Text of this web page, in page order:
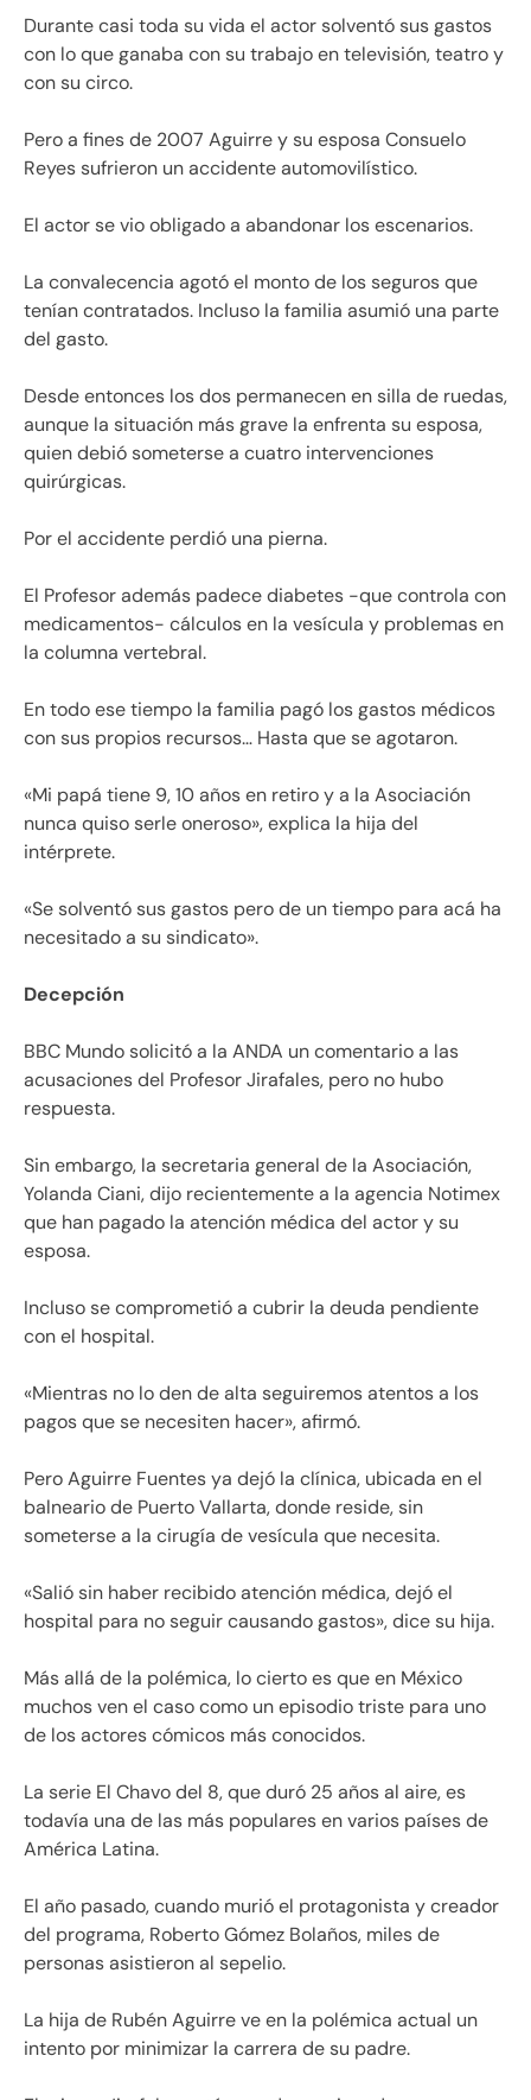
Durante casi toda su vida el actor solventó sus gastos
con lo que ganaba con su trabajo en televisión, teatro y
con su circo.
Pero a fines de 2007 Aguirre y su esposa Consuelo
Reyes sufrieron un accidente automovilístico.
El actor se vio obligado a abandonar los escenarios.
La convalecencia agotó el monto de los seguros que
tenían contratados. Incluso la familia asumió una parte
del gasto.
Desde entonces los dos permanecen en silla de ruedas,
aunque la situación más grave la enfrenta su esposa,
quien debió someterse a cuatro intervenciones
quirúrgicas.
Por el accidente perdió una pierna.
El Profesor además padece diabetes -que controla con
medicamentos- cálculos en la vesícula y problemas en
la columna vertebral.
En todo ese tiempo la familia pagó los gastos médicos
con sus propios recursos… Hasta que se agotaron.
«Mi papá tiene 9, 10 años en retiro y a la Asociación
nunca quiso serle oneroso», explica la hija del
intérprete.
«Se solventó sus gastos pero de un tiempo para acá ha
necesitado a su sindicato».
Decepción
BBC Mundo solicitó a la ANDA un comentario a las
acusaciones del Profesor Jirafales, pero no hubo
respuesta.
Sin embargo, la secretaria general de la Asociación,
Yolanda Ciani, dijo recientemente a la agencia Notimex
que han pagado la atención médica del actor y su
esposa.
Incluso se comprometió a cubrir la deuda pendiente
con el hospital.
«Mientras no lo den de alta seguiremos atentos a los
pagos que se necesiten hacer», afirmó.
Pero Aguirre Fuentes ya dejó la clínica, ubicada en el
balneario de Puerto Vallarta, donde reside, sin
someterse a la cirugía de vesícula que necesita.
«Salió sin haber recibido atención médica, dejó el
hospital para no seguir causando gastos», dice su hija.
Más allá de la polémica, lo cierto es que en México
muchos ven el caso como un episodio triste para uno
de los actores cómicos más conocidos.
La serie El Chavo del 8, que duró 25 años al aire, es
todavía una de las más populares en varios países de
América Latina.
El año pasado, cuando murió el protagonista y creador
del programa, Roberto Gómez Bolaños, miles de
personas asistieron al sepelio.
La hija de Rubén Aguirre ve en la polémica actual un
intento por minimizar la carrera de su padre.